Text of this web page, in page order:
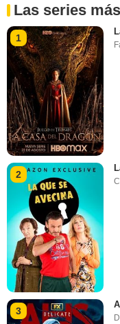
Las series
1
2
3